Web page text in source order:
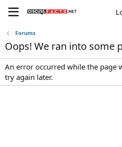
Forums
Oops! We ran into some
An error occurred while the page
try again later.